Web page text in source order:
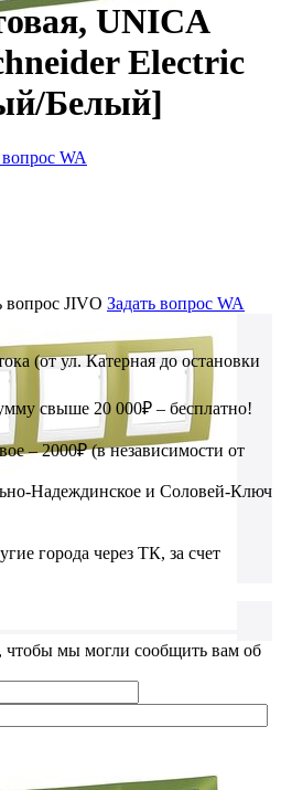
UNICA
Electric
Белый]
вопрос WA
вопрос JIVO Задать вопрос WA
(от ул. Катерная до остановки
свыше 20 000₽ – бесплатно!
– 2000₽ (в независимости от
Надеждинское и Соловей-Ключ
города через ТК, за счет
чтобы мы могли сообщить вам об